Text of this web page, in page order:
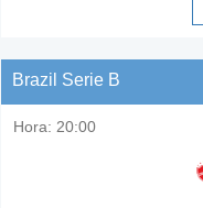
Brazil Serie B
Hora: 20:00